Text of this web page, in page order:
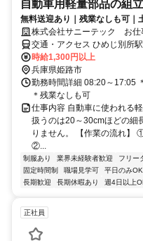
自動車用軽量部品の組
無料送迎あり｜残業なしも可｜
株式会社サニーテック お仕
交通・アクセス ひめじ別所
勤もOK
時給1,300円以上
兵庫県姫路市
勤務時間詳細 08:20～17:05
＊残業なしも可
仕事内容 自動車に使われる
扱うのは20～30cmほどの細
りません。 【作業の流れ】
②...
制服あり 業界未経験者歓迎 フリー
固定時間制
職場見学可 平日のみOK
長期歓迎
長期休暇あり 週4日以上
正社員